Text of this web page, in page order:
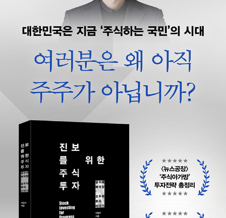
이 온다』 『골든 크로스』 『아무도 행복하지 않은 나라』 『리츠가 온다』